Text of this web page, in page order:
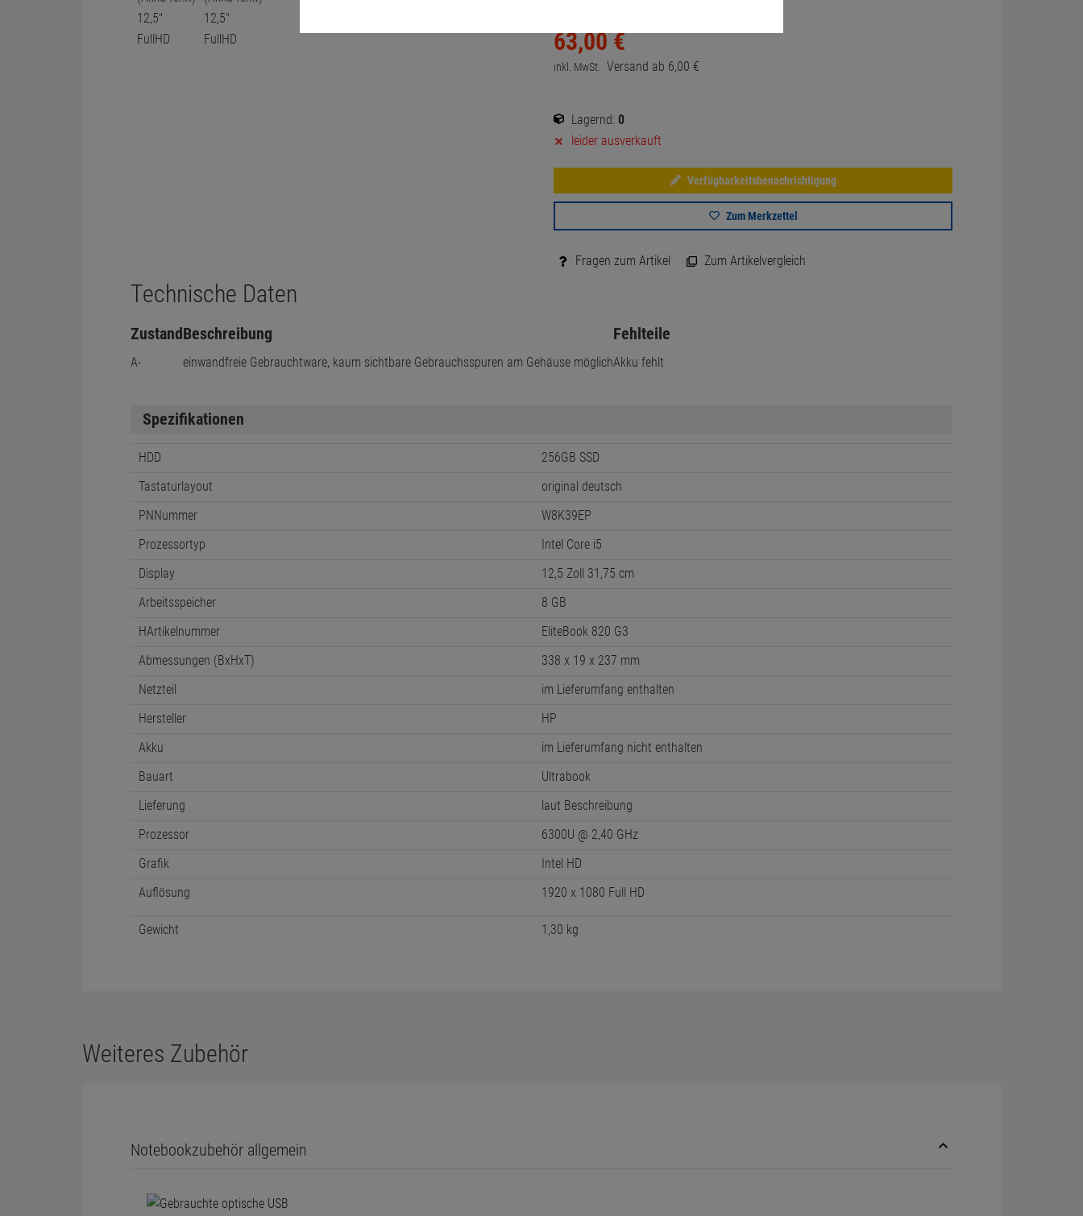
63,00 €
inkl. MwSt. Versand ab 6,00 €
Lagernd: 0
leider ausverkauft
Verfügbarkeitsbenachrichtigung
Zum Merkzettel
Fragen zum Artikel Zum Artikelvergleich
Technische Daten
Zustand
A-
Beschreibung
einwandfreie Gebrauchtware, kaum sichtbare Gebrauchsspuren am Gehäuse möglich
Fehlteile
Akku fehlt
Spezifikationen
HDD
256GB SSD
Tastaturlayout
original deutsch
PNNummer
W8K39EP
Prozessortyp
Intel Core i5
Display
12,5 Zoll 31,75 cm
Arbeitsspeicher
8 GB
HArtikelnummer
EliteBook 820 G3
Abmessungen (BxHxT)
338 x 19 x 237 mm
Netzteil
im Lieferumfang enthalten
Hersteller
HP
Akku
im Lieferumfang nicht enthalten
Bauart
Ultrabook
Lieferung
laut Beschreibung
Prozessor
6300U @ 2,40 GHz
Grafik
Intel HD
Auflösung
1920 x 1080 Full HD
Gewicht 1,30 kg
Weiteres Zubehör
Notebookzubehör allgemein